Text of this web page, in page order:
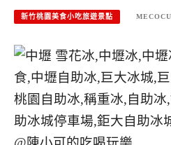
新竹桃園美食小吃旅遊景點